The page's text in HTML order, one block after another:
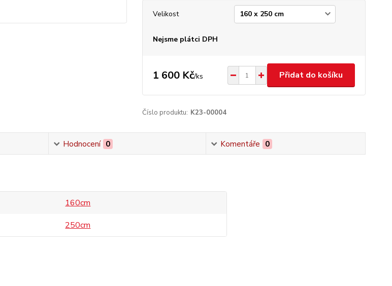
Velikost
Nejsme plátci DPH
1 600 Kč/ks Přidat do košíku
Číslo produktu: K23-00004
Hodnocení 0 Komentáře 0
160cm
250cm